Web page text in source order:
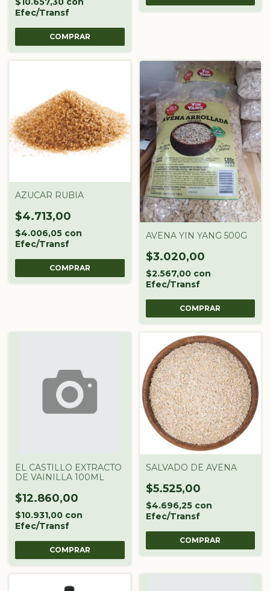
Efec/Transf
AZUCAR RUBIA
$4.713,00
$4.006,05 con
Efec/Transf
COMPRAR
AVENA YIN YANG 500G
$3.020,00
$2.567,00 con
Efec/Transf
EL CASTILLO EXTRACTO
DE VAINILLA 100ML
$12.860,00
$10.931,00 con
Efec/Transf
SALVADO DE AVENA
$5.525,00
$4.696,25 con
Efec/Transf
COMPRAR